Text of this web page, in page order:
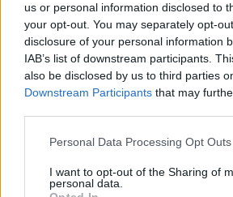
us or personal information disclosed to
your opt-out. You may separately opt-
disclosure of your personal information
IAB’s list of downstream participants.
also be disclosed by us to third parties
Downstream Participants that may
Please note that this website/app uses
not limited to your visit or usage
grant or deny consent to Google and its
Personal Data Processing Opt Outs
I want to opt-out of the Sharing of
personal data.
La presenza del Mondiale nei
quanto l’evento sportivo sia
culturale oltre che sportivo: dalle
all’immersività manageriale,
scegliere l’approccio che
torneo anche in forma virtuale.